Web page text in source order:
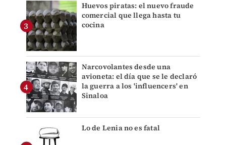
Huevos piratas: el nuevo fraude
comercial que llega hasta tu
cocina
Narcovolantes desde una
avioneta: el día que se le declaró
la guerra a los 'influencers' en
Sinaloa
Lo de Lenia no es fatal